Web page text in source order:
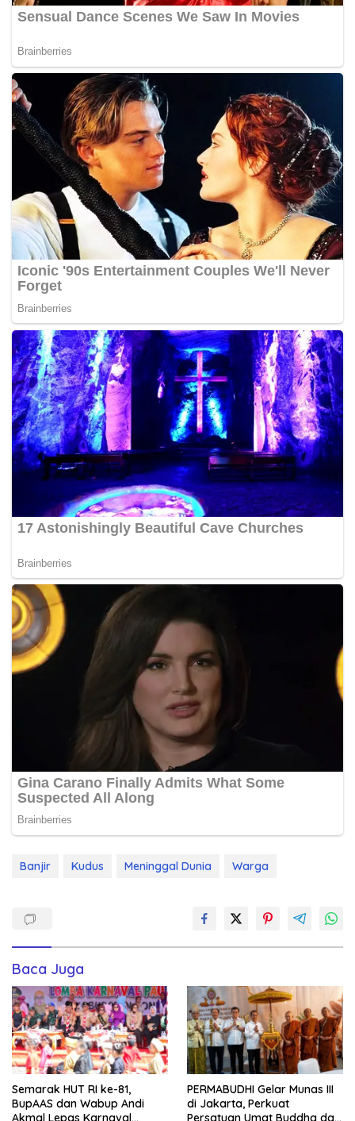
Banjir Kudus Meninggal Dunia Warga
Baca Juga
Semarak HUT RI ke-81,
BupAAS dan Wabup Andi
Akmal Lepas Karnaval
PERMABUDHI Gelar Munas III
di Jakarta, Perkuat
Persatuan Umat Buddha dan